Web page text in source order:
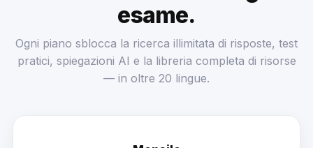
esame.
Ogni piano sblocca la ricerca illimitata di risposte, test
pratici, spiegazioni AI e la libreria completa di risorse
— in oltre 20 lingue.